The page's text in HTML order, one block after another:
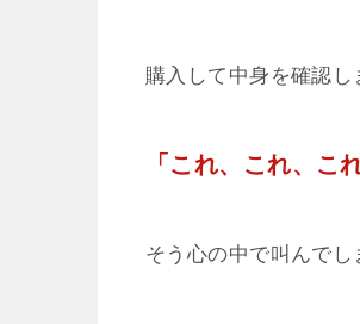
購入して中身を確認し
「これ、これ、こ
そう心の中で叫んでし